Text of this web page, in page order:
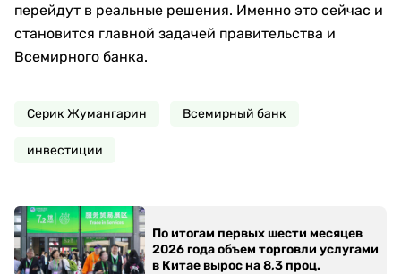
перейдут в реальные решения. Именно это сейчас и
становится главной задачей правительства и
Всемирного банка.
Серик Жумангарин Всемирный банк
инвестиции
По итогам первых шести месяцев
2026 года объем торговли услугами
в Китае вырос на 8,3 проц.